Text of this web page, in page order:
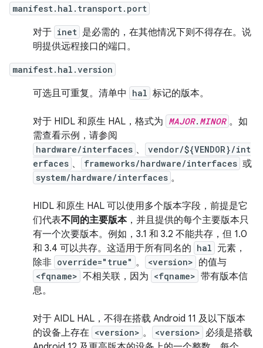
manifest.hal.transport.port
对于 inet 是必需的，在其他情况下则不得存在。说
明提供远程接口的端口。
manifest.hal.version
可选且可重复。清单中 hal 标记的版本。
对于 HIDL 和原生 HAL，格式为 MAJOR. MINOR 。如
需查看示例，请参阅
hardware/interfaces 、
vendor/${VENDOR}/int
erfaces 、 frameworks/hardware/interfaces 或
system/hardware/interfaces 。
HIDL 和原生 HAL 可以使用多个版本字段，前提是它
们代表不同的主要版本，并且提供的每个主要版本只
有一个次要版本。例如，3.1 和 3.2 不能共存，但 1.0
和 3.4 可以共存。这适用于所有同名的 hal 元素，
除非 override="true" 。 <version> 的值与
<fqname> 不相关联，因为 <fqname> 带有版本信
息。
对于 AIDL HAL，不得在搭载 Android 11 及以下版本
的设备上存在 <version> 。 <version> 必须是搭载